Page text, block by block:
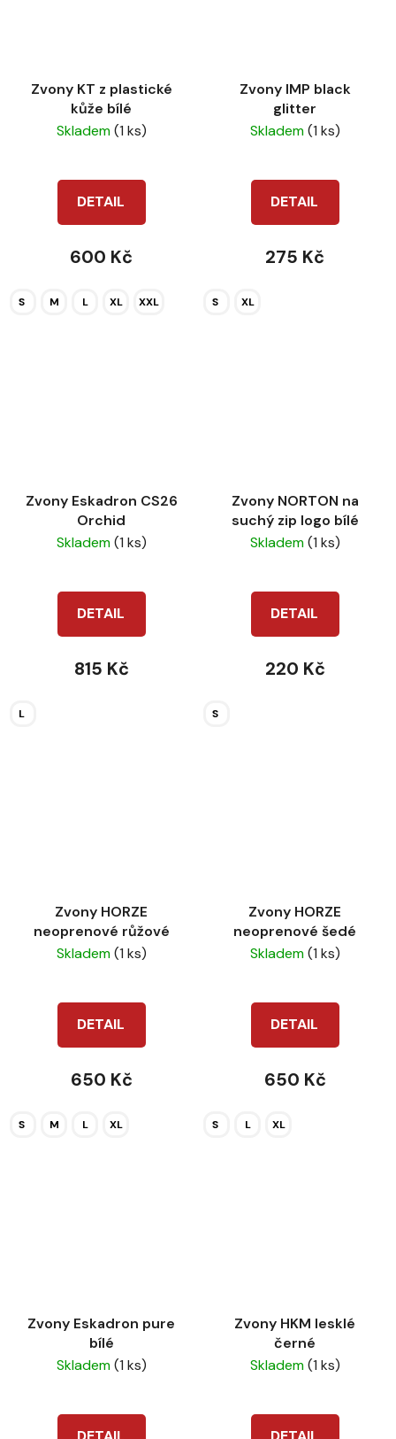
Zvony KT z plastické
kůže bílé
Skladem(1 ks)
DETAIL
600 Kč
S M L XL XXL
Zvony IMP black
glitter
Skladem(1 ks)
DETAIL
275 Kč
S XL
Zvony Eskadron CS26
Orchid
Skladem(1 ks)
DETAIL
815 Kč
L
Zvony NORTON na
suchý zip logo bílé
Skladem(1 ks)
DETAIL
220 Kč
S
Zvony HORZE
neoprenové růžové
Skladem(1 ks)
DETAIL
650 Kč
S M L XL
Zvony HORZE
neoprenové šedé
Skladem(1 ks)
DETAIL
650 Kč
S L XL
Zvony Eskadron pure
bílé
Skladem(1 ks)
Zvony HKM lesklé
černé
Skladem(1 ks)